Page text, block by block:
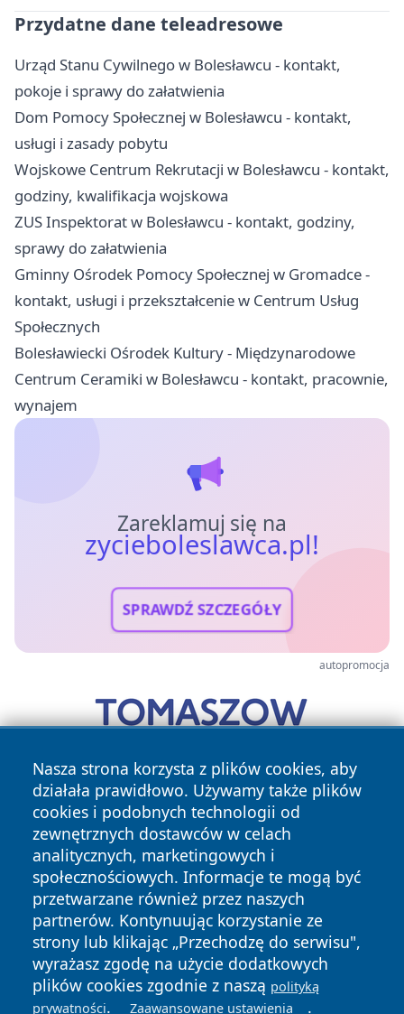
Przydatne dane teleadresowe
Urząd Stanu Cywilnego w Bolesławcu - kontakt,
pokoje i sprawy do załatwienia
Dom Pomocy Społecznej w Bolesławcu - kontakt,
usługi i zasady pobytu
Wojskowe Centrum Rekrutacji w Bolesławcu - kontakt,
godziny, kwalifikacja wojskowa
ZUS Inspektorat w Bolesławcu - kontakt, godziny,
sprawy do załatwienia
Gminny Ośrodek Pomocy Społecznej w Gromadce -
kontakt, usługi i przekształcenie w Centrum Usług
Społecznych
Bolesławiecki Ośrodek Kultury - Międzynarodowe
Centrum Ceramiki w Bolesławcu - kontakt, pracownie,
wynajem
Zareklamuj się na
zycieboleslawca.pl!
SPRAWDŹ SZCZEGÓŁY
autopromocja
Nasza strona korzysta z plików cookies, aby
działała prawidłowo. Używamy także plików
cookies i podobnych technologii od
zewnętrznych dostawców w celach
analitycznych, marketingowych i
społecznościowych. Informacje te mogą być
przetwarzane również przez naszych
partnerów. Kontynuując korzystanie ze
strony lub klikając „Przechodzę do serwisu",
wyrażasz zgodę na użycie dodatkowych
plików cookies zgodnie z naszą polityką
prywatności. Zaawansowane ustawienia .
Copyright © 2026 zycieboleslawca.pl Wszystkie prawa
zastrzeżone.
News Autorzy
Polityka
Prywatności
Polityka
Cookies